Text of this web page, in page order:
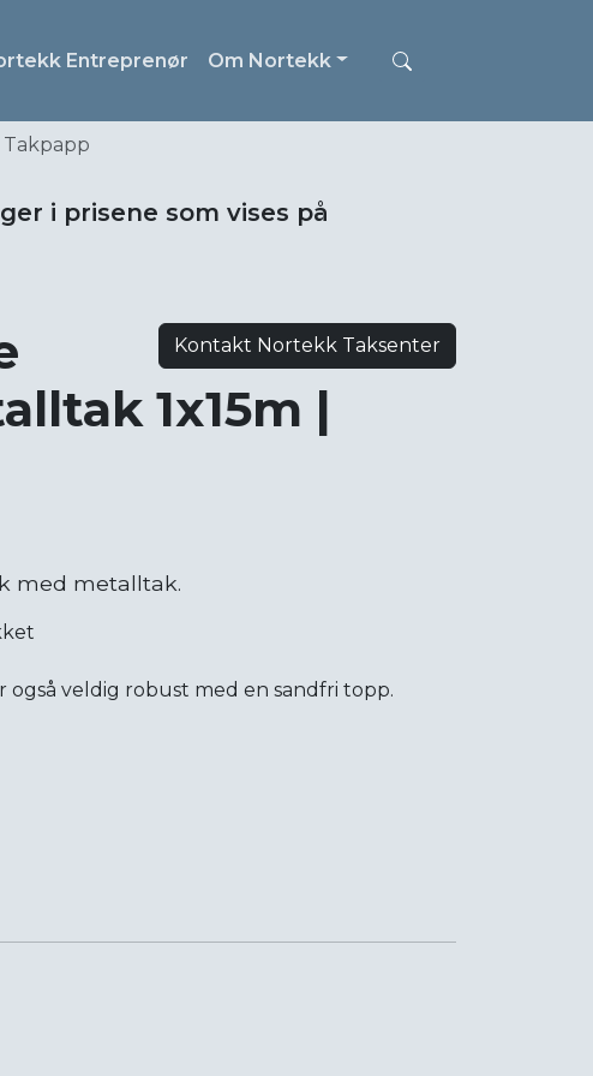
Entreprenør Om Nortekk
i prisene som vises på
Kontakt Nortekk Taksenter
1x15m |
med metalltak.
også veldig robust med en sandfri topp.